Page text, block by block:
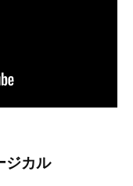
ジカル